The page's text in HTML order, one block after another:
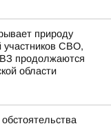
природу
участников СВО,
продолжаются
области